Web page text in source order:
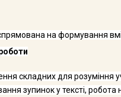
на формування
складних для розуміння
зупинок у тексті, робота